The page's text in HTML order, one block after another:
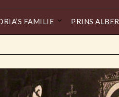
FAMILIE PRINS